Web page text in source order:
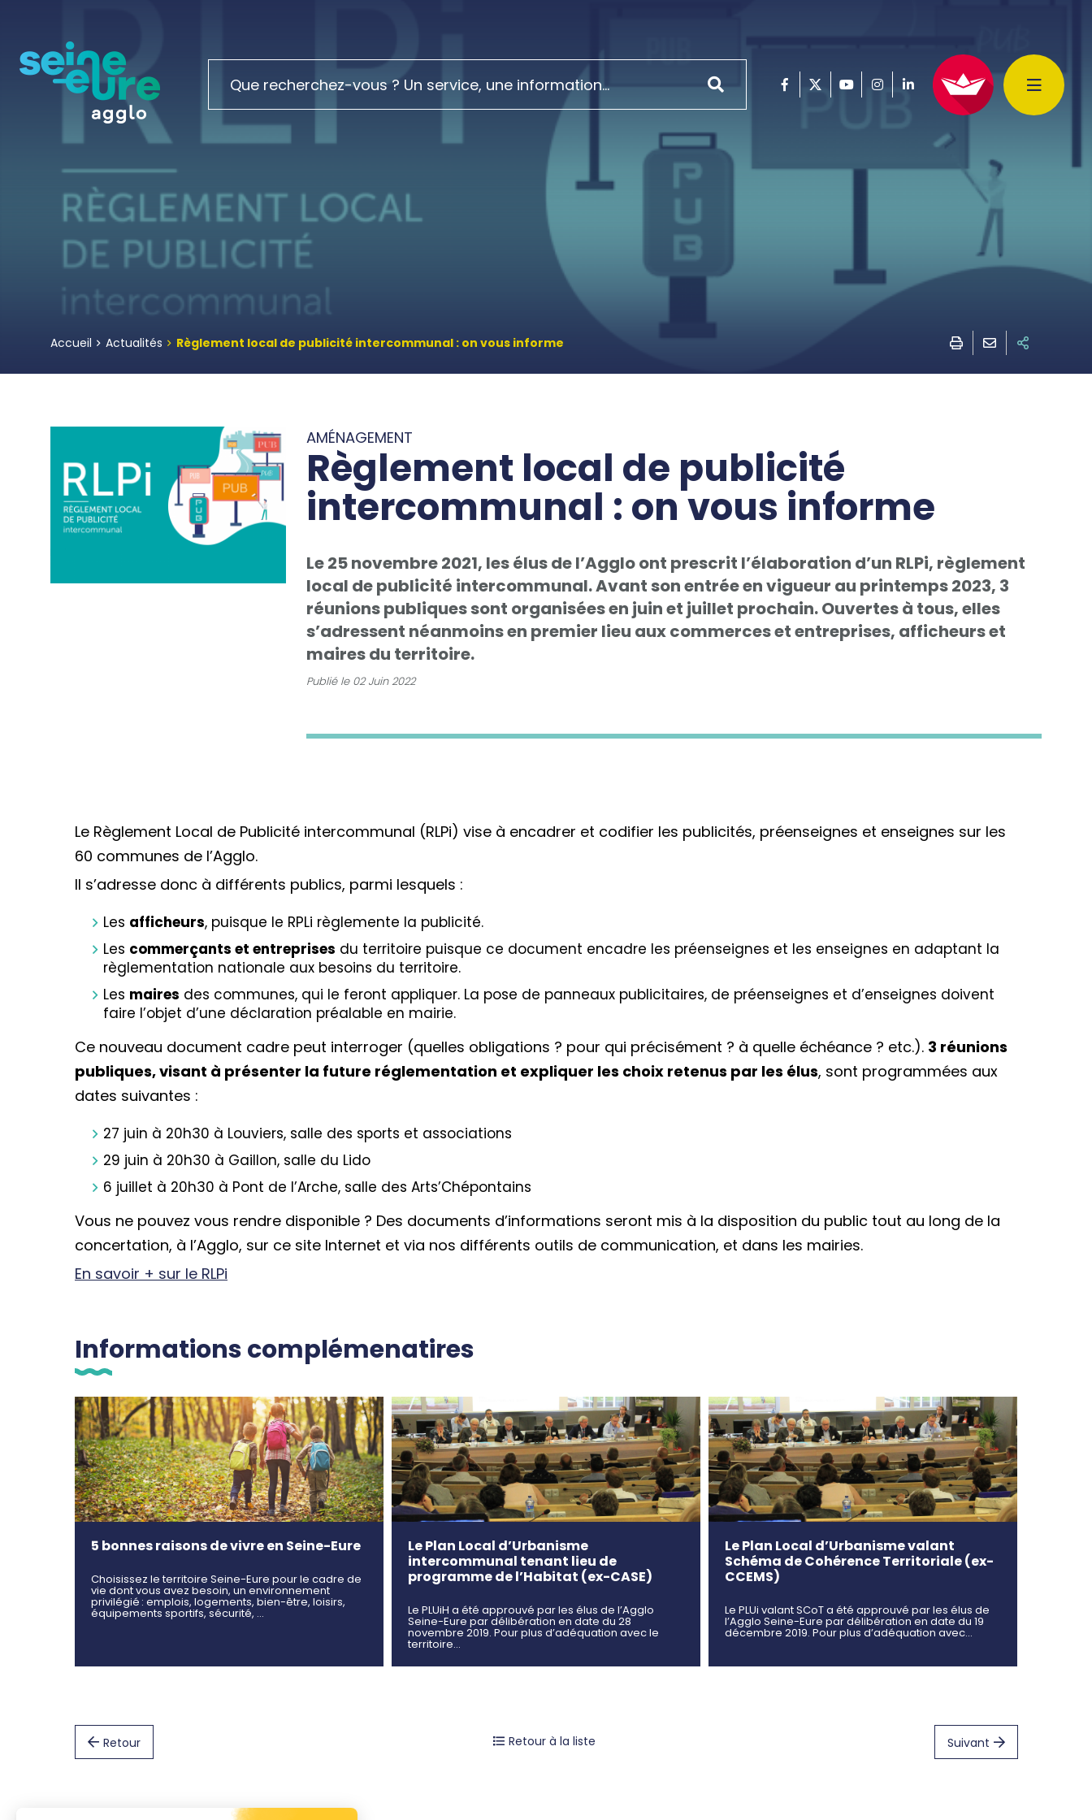
Accueil Actualités Règlement local de publicité intercommunal : on vous informe
AMÉNAGEMENT
Règlement local de publicité
intercommunal : on vous informe
Le 25 novembre 2021, les élus de l’Agglo ont prescrit l’élaboration d’un RLPi, règlement
local de publicité intercommunal. Avant son entrée en vigueur au printemps 2023, 3
réunions publiques sont organisées en juin et juillet prochain. Ouvertes à tous, elles
s’adressent néanmoins en premier lieu aux commerces et entreprises, afficheurs et
maires du territoire.
Publié le 02 Juin 2022
Le Règlement Local de Publicité intercommunal (RLPi) vise à encadrer et codifier les publicités, préenseignes et enseignes sur les
60 communes de l’Agglo.
Il s’adresse donc à différents publics, parmi lesquels :
Les afficheurs, puisque le RPLi règlemente la publicité.
Les commerçants et entreprises du territoire puisque ce document encadre les préenseignes et les enseignes en adaptant la
règlementation nationale aux besoins du territoire.
Les maires des communes, qui le feront appliquer. La pose de panneaux publicitaires, de préenseignes et d’enseignes doivent
faire l’objet d’une déclaration préalable en mairie.
Ce nouveau document cadre peut interroger (quelles obligations ? pour qui précisément ? à quelle échéance ? etc.). 3 réunions
publiques, visant à présenter la future réglementation et expliquer les choix retenus par les élus, sont programmées aux
dates suivantes :
27 juin à 20h30 à Louviers, salle des sports et associations
29 juin à 20h30 à Gaillon, salle du Lido
6 juillet à 20h30 à Pont de l’Arche, salle des Arts’Chépontains
Vous ne pouvez vous rendre disponible ? Des documents d’informations seront mis à la disposition du public tout au long de la
concertation, à l’Agglo, sur ce site Internet et via nos différents outils de communication, et dans les mairies.
En savoir + sur le RLPi
Informations complémenatires
5 bonnes raisons de vivre en Seine-Eure
Choisissez le territoire Seine-Eure pour le cadre de
vie dont vous avez besoin, un environnement
privilégié : emplois, logements, bien-être, loisirs,
équipements sportifs, sécurité, …
Le Plan Local d’Urbanisme
intercommunal tenant lieu de
programme de l’Habitat (ex-CASE)
Le PLUiH a été approuvé par les élus de l’Agglo
Seine-Eure par délibération en date du 28
novembre 2019. Pour plus d’adéquation avec le
territoire…
Le Plan Local d’Urbanisme valant
Schéma de Cohérence Territoriale (ex-
CCEMS)
Le PLUi valant SCoT a été approuvé par les élus de
l’Agglo Seine-Eure par délibération en date du 19
décembre 2019. Pour plus d’adéquation avec…
Retour Retour à la liste Suivant